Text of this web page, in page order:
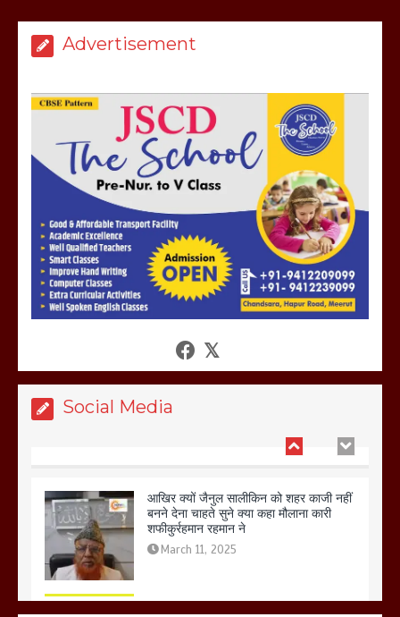
Advertisement
Social Media
मेरठ सुराजकुंड शमशान घाट में चिता से अस्थि
उठाकर खाते कुत्ते का वीडियो इंटरनेट पर जमकर
हो रहा वायरल
March 6, 2025
होलिका रखने पर लात मार कर होलिका को किया
गलोच ,कहा अगर रखी गई होली तो होगा खून
शफीकुर्रहमान रहमान ने
March 11, 2025